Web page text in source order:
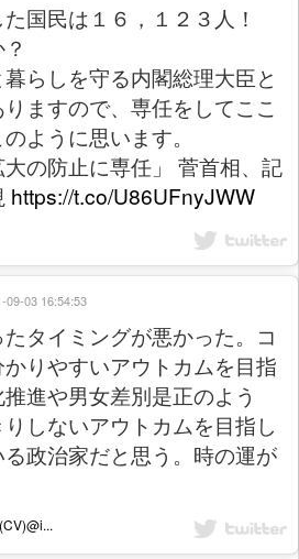
国民は１６，１２３人！
らしを守る内閣総理大臣と
ますので、専任をしてここ
ように思います。
の防止に専任」 菅首相、記
https://t.co/U86UFnyJWW
タイミングが悪かった。コ
りやすいアウトカムを目指
進や男女差別是正のよう
しないアウトカムを目指し
政治家だと思う。時の運が
09-03 16:54:53